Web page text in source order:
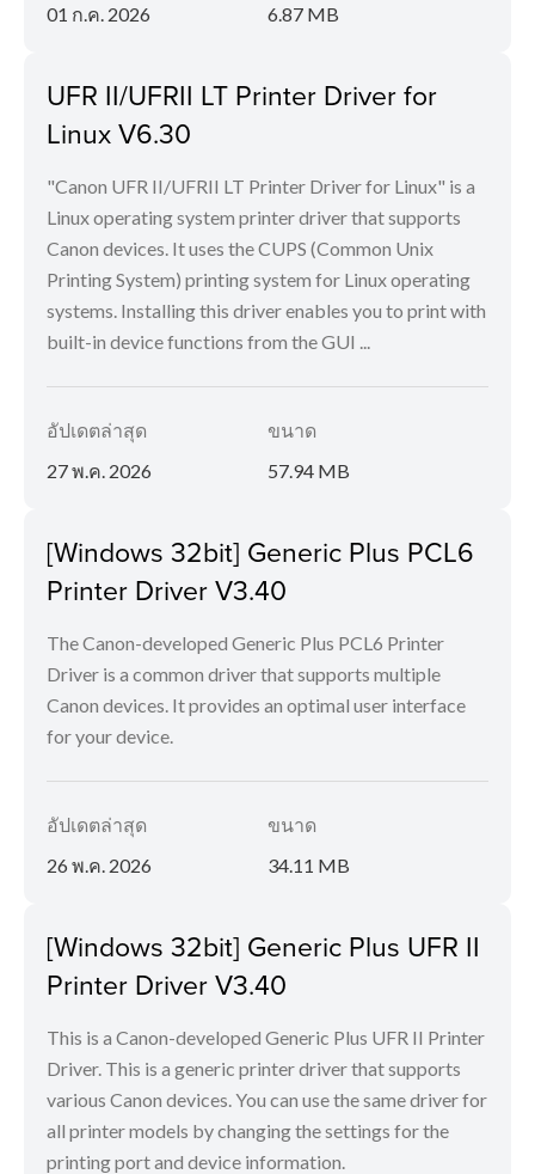
01 ก.ค. 2026
6.87 MB
UFR II/UFRII LT Printer Driver for
Linux V6.30
"Canon UFR II/UFRII LT Printer Driver for Linux" is a
Linux operating system printer driver that supports
Canon devices. It uses the CUPS (Common Unix
Printing System) printing system for Linux operating
systems. Installing this driver enables you to print with
built-in device functions from the GUI ...
อัปเดตล่าสุด
27 พ.ค. 2026
ขนาด
57.94 MB
[Windows 32bit] Generic Plus PCL6
Printer Driver V3.40
The Canon-developed Generic Plus PCL6 Printer
Driver is a common driver that supports multiple
Canon devices. It provides an optimal user interface
for your device.
อัปเดตล่าสุด
26 พ.ค. 2026
ขนาด
34.11 MB
[Windows 32bit] Generic Plus UFR II
Printer Driver V3.40
This is a Canon-developed Generic Plus UFR II Printer
Driver. This is a generic printer driver that supports
various Canon devices. You can use the same driver for
all printer models by changing the settings for the
printing port and device information.